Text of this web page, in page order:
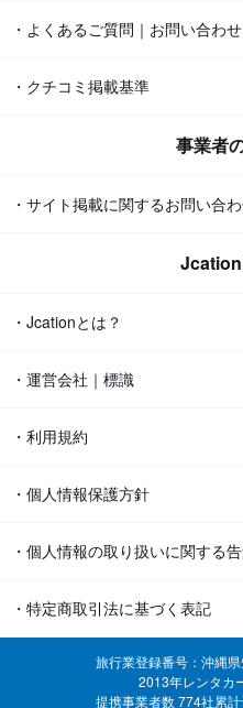
・よくあるご質問｜お問い合わせ
・クチコミ掲載基準
事業者
・サイト掲載に関するお問い合
・Jcationとは？
・運営会社｜標識
・利用規約
・個人情報保護方針
・個人情報の取り扱いに関する
・特定商取引法に基づく表記
旅行業登録番号：沖縄
2013年レンタカ
提携事業者数 774社累